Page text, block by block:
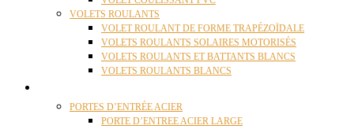
VOLETS ROULANTS
VOLET ROULANT DE FORME TRAPÉZOÏDALE
VOLETS ROULANTS SOLAIRES MOTORISÉS
VOLETS ROULANTS ET BATTANTS BLANCS
VOLETS ROULANTS BLANCS
PORTES D’ENTRÉE ACIER
PORTE D’ENTREE ACIER LARGE